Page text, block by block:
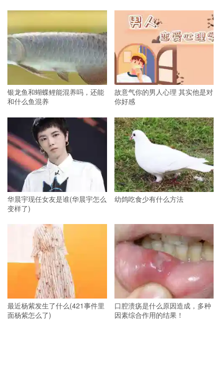
银龙鱼和蝴蝶鲤能混养吗，还能
和什么鱼混养
故意气你的男人心理 其实他是对
你好感
华晨宇现任女友是谁(华晨宇怎么
变样了)
幼鸽吃食少有什么方法
最近杨紫发生了什么(421事件里
面杨紫怎么了)
口腔溃疡是什么原因造成，多种
因素综合作用的结果！